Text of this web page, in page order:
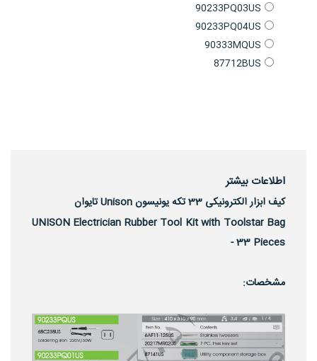
90233PQ03US
90233PQ04US
90333MQUS
87712BUS
اطلاعات بیشتر
کیف ابزار الکترونیکی 33 تکه یونیسون Unison تایوان
UNISON Electrician Rubber Tool Kit with Toolstar Bag
- 33 Pieces
مشخصات: